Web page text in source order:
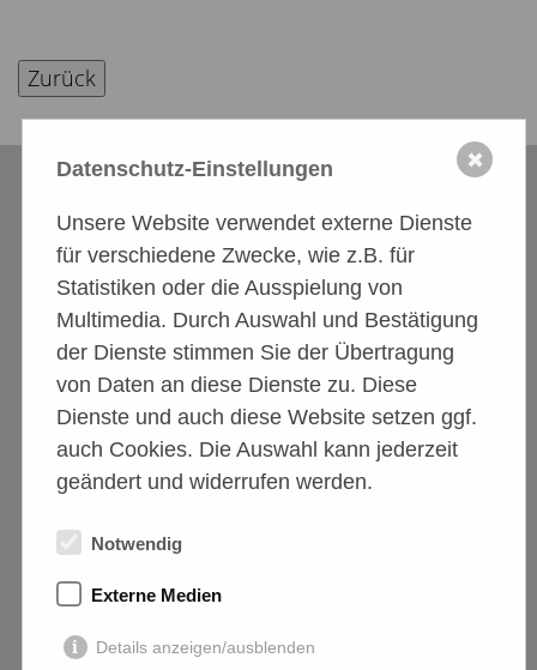
Zurück
Tierschutzförderverein
A.S.P.A. friends e.V.
Geprüfte Organisation
mit Erlaubnis nach §11 Tierschutzgesetz.
Datenschutz-Einstellungen
Unsere Website verwendet externe Dienste
für verschiedene Zwecke, wie z.B. für
Statistiken oder die Ausspielung von
Multimedia. Durch Auswahl und Bestätigung
der Dienste stimmen Sie der Übertragung
von Daten an diese Dienste zu. Diese
Dienste und auch diese Website setzen ggf.
auch Cookies. Die Auswahl kann jederzeit
geändert und widerrufen werden.
Notwendig
Externe Medien
Details anzeigen/ausblenden
✖